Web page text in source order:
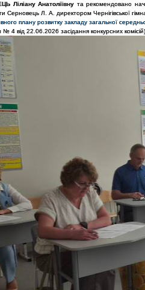
Ліліану Анатоліївну та рекомендовано
Серновець Л. А. директором Чернігівської
плану розвитку закладу загальної
4 від 22.06.2026 засідання конкурсних комісій).